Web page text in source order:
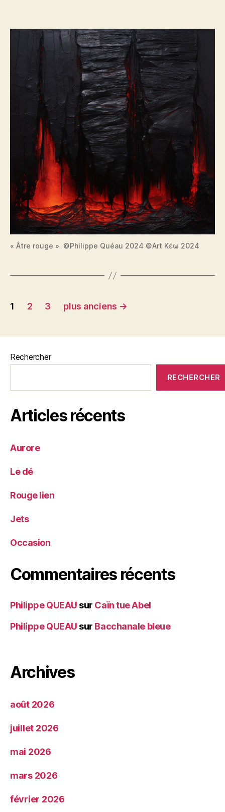
« Âtre rouge » ©Philippe Quéau 2024 ©Art Κέω 2024
Pagination
publications
1 2 3 plus anciens →
Rechercher
RECHERCHER
Articles récents
Aurore
Le dé
Rouge lien
Jets
Occasion
Commentaires récents
Philippe QUEAU sur Caïn tue Abel
Philippe QUEAU sur Bacchanale bleue
Archives
août 2026
juillet 2026
mai 2026
mars 2026
février 2026